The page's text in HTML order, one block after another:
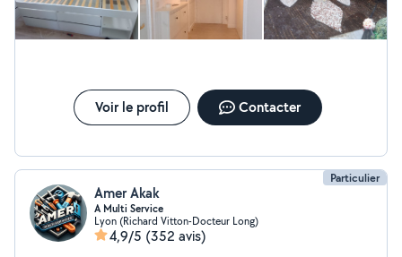
Voir le profil Contacter
Particulier
Amer Akak
A Multi Service
Lyon (Richard Vitton-Docteur Long)
4,9/5 (352 avis)